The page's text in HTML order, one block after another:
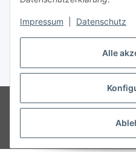
Alle
Impressum Datenschutz
* Gemäß §19 UStG wird keine
© Wohlgefühl für Körper & Seele
794728 Endpreis zzgl.